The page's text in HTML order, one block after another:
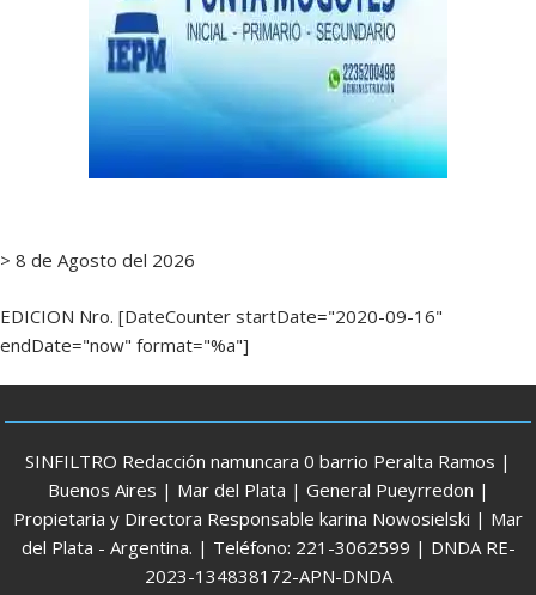
> 8 de Agosto del 2026
EDICION Nro. [DateCounter startDate="2020-09-16"
endDate="now" format="%a"]
SINFILTRO Redacción namuncara 0 barrio Peralta Ramos |
Buenos Aires | Mar del Plata | General Pueyrredon |
Propietaria y Directora Responsable karina Nowosielski | Mar
del Plata - Argentina. | Teléfono: 221-3062599 | DNDA RE-
2023-134838172-APN-DNDA